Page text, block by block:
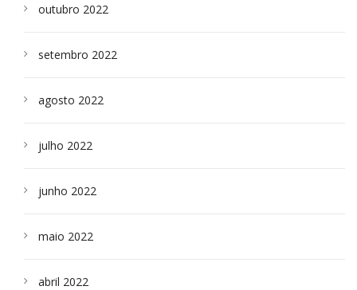
outubro 2022
setembro 2022
agosto 2022
julho 2022
junho 2022
maio 2022
abril 2022